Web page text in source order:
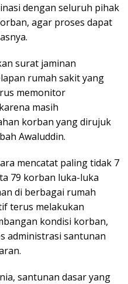
dengan seluruh pihak
agar proses dapat
surat jaminan
rumah sakit yang
memonitor
masih
korban yang dirujuk
Awaluddin.
mencatat paling tidak 7
79 korban luka-luka
di berbagai rumah
terus melakukan
kondisi korban,
administrasi santunan
santunan dasar yang